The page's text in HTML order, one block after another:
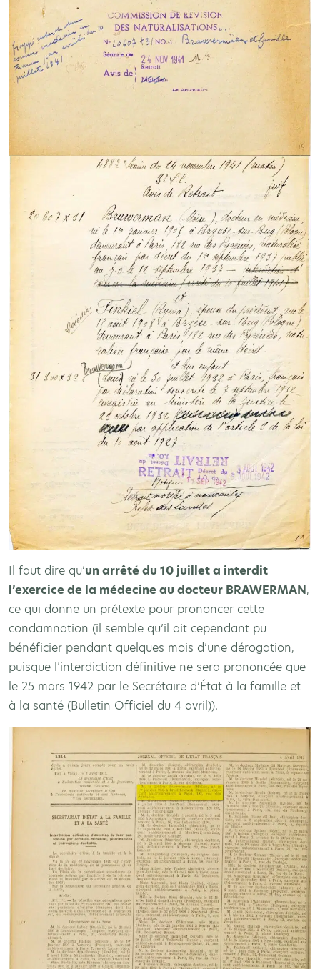
Il faut dire qu’un arrêté du 10 juillet a interdit
l’exercice de la médecine au docteur BRAWERMAN,
ce qui donne un prétexte pour prononcer cette
condamnation (il semble qu’il ait cependant pu
bénéficier pendant quelques mois d’une dérogation,
puisque l’interdiction définitive ne sera prononcée que
le 25 mars 1942 par le Secrétaire d’État à la famille et
à la santé (Bulletin Officiel du 4 avril)).